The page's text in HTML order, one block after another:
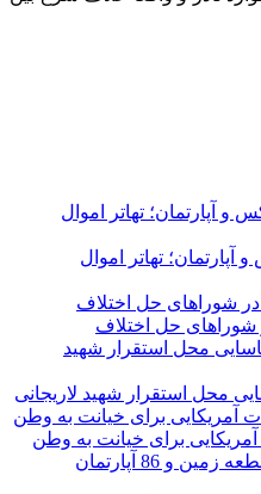
و آپارتمان؛ تهاتر اموال
حل اختلاف
محل استقرار شهید لاریجانی
آمریکایی برای خیانت به وطن